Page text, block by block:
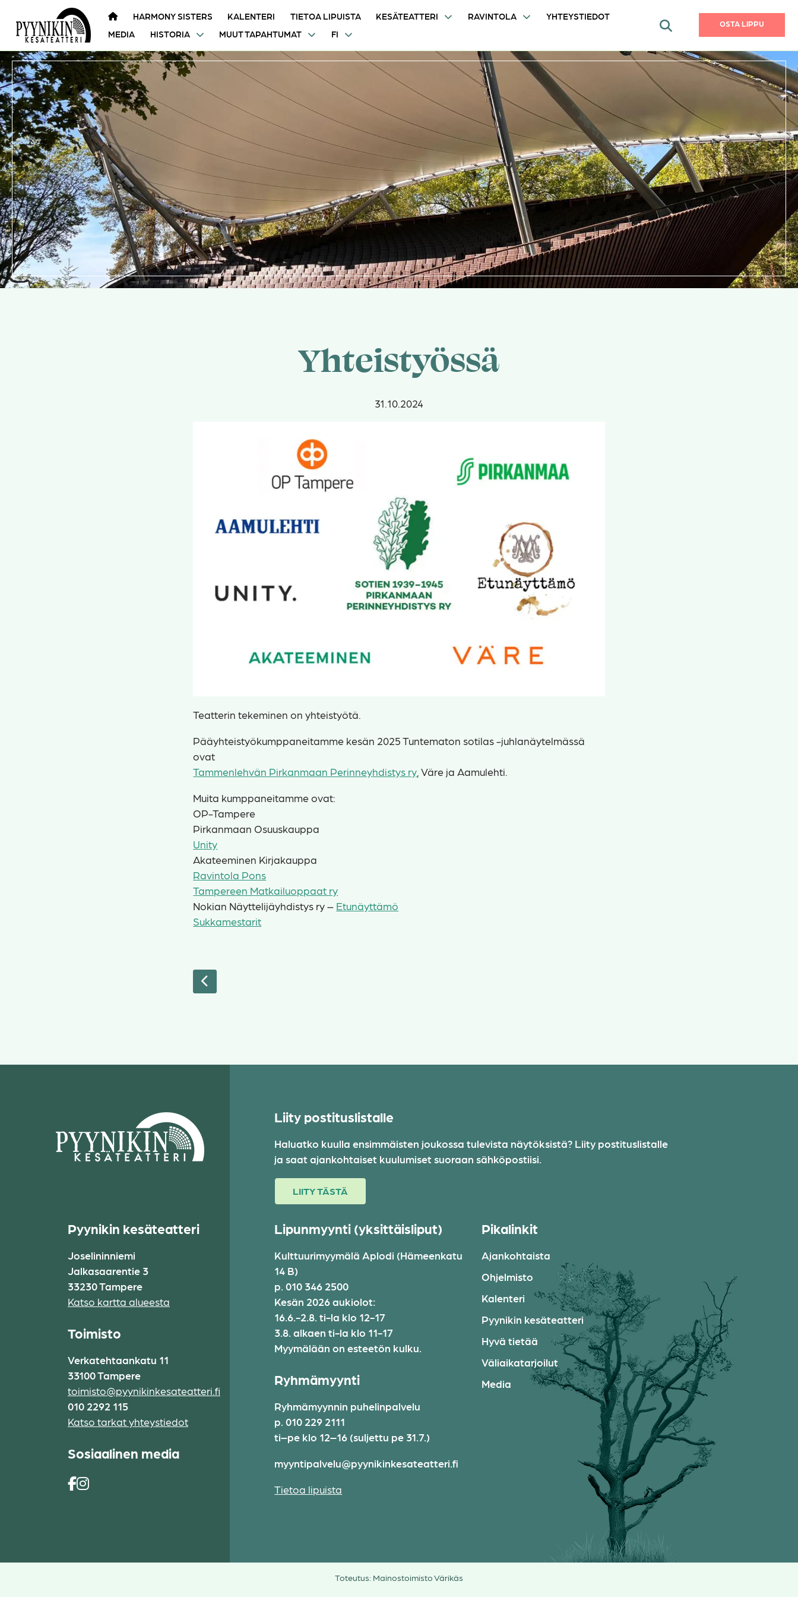
HARMONY SISTERS KALENTERI TIETOA LIPUISTA KESÄTEATTERI RAVINTOLA
YHTEYSTIEDOT
MEDIA
HISTORIA MUUT TAPAHTUMAT FI
OSTA LIPPU
Yhteistyössä
31.10.2024
Teatterin tekeminen on yhteistyötä.
Pääyhteistyökumppaneitamme kesän 2025 Tuntematon sotilas -juhlanäytelmässä
ovat
Tammenlehvän Pirkanmaan Perinneyhdistys ry , Väre ja Aamulehti.
Muita kumppaneitamme ovat:
OP-Tampere
Pirkanmaan Osuuskauppa
Unity
Akateeminen Kirjakauppa
Ravintola Pons
Tampereen Matkailuoppaat ry
Nokian Näyttelijäyhdistys ry – Etunäyttämö
Sukkamestarit
Pyynikin kesäteatteri
Joselininniemi
Jalkasaarentie 3
33230 Tampere
Katso kartta alueesta
Toimisto
Verkatehtaankatu 11
33100 Tampere
toimisto@pyynikinkesateatteri.fi
010 2292 115
Katso tarkat yhteystiedot
Sosiaalinen media
Lipunmyynti (yksittäisliput)
Kulttuurimyymälä Aplodi (Hämeenkatu
14 B)
p. 010 346 2500
Kesän 2026 aukiolot:
16.6.-2.8. ti-la klo 12-17
3.8. alkaen ti-la klo 11-17
Myymälään on esteetön kulku.
Ryhmämyynti
Ryhmämyynnin puhelinpalvelu
p. 010 229 2111
ti–pe klo 12–16 (suljettu pe 31.7.)
myyntipalvelu@pyynikinkesateatteri.fi
Tietoa lipuista
Pikalinkit
Ajankohtaista
Ohjelmisto
Kalenteri
Pyynikin kesäteatteri
Hyvä tietää
Väliaikatarjoilut
Media
Liity postituslistalle
Haluatko kuulla ensimmäisten joukossa tulevista näytöksistä? Liity postituslistalle
ja saat ajankohtaiset kuulumiset suoraan sähköpostiisi.
LIITY TÄSTÄ
Toteutus: Mainostoimisto Värikäs